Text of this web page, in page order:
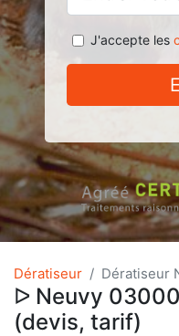
J'accepte les
Dératiseur Dératiseur
ᐅ Neuvy
(devis, tarif)